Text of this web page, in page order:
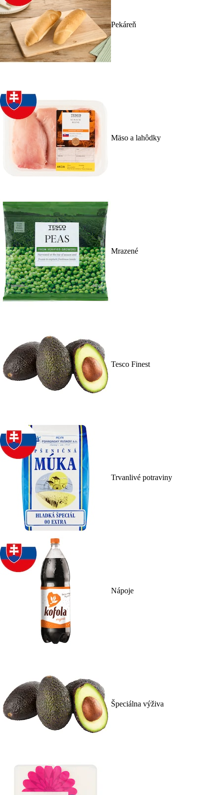
Pekáreň
Mäso a lahôdky
Mrazené
Tesco Finest
Trvanlivé potraviny
Nápoje
Špeciálna výživa